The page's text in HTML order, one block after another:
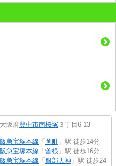
大阪府豊中市南桜塚 ３丁目6-13
阪急宝塚本線 「 岡町 」駅 徒歩14分
阪急宝塚本線 「 曽根 」駅 徒歩16分
阪急宝塚本線 「 服部天神 」駅 徒歩24